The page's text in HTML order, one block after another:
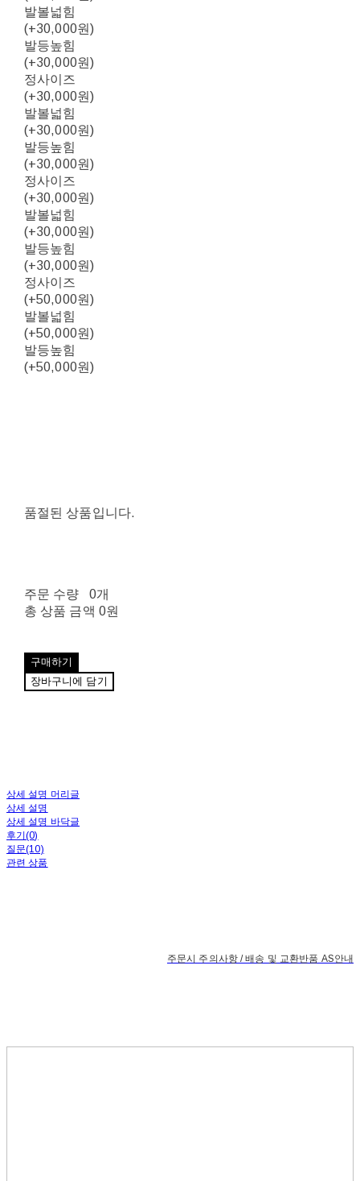
발볼넓힘
(+30,000원)
발등높힘
(+30,000원)
정사이즈
(+30,000원)
발볼넓힘
(+30,000원)
발등높힘
(+30,000원)
정사이즈
(+30,000원)
발볼넓힘
(+30,000원)
발등높힘
(+30,000원)
정사이즈
(+50,000원)
발볼넓힘
(+50,000원)
발등높힘
(+50,000원)
품절된 상품입니다.
주문 수량
0개
총 상품 금액 0원
구매하기
장바구니에 담기
상세 설명 머리글
상세 설명
상세 설명 바닥글
후기(0)
질문(10)
관련 상품
주문시 주의사항 / 배송 및 교환반품 AS안내